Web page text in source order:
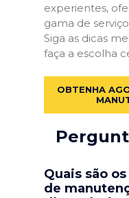
experientes,
gama de
Siga as dicas
faça a escolha
OBTENHA
Quais são
de